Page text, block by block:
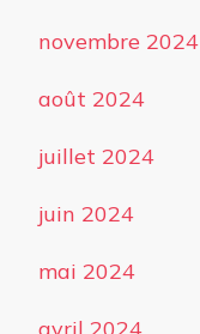
novembre 2024
août 2024
juillet 2024
juin 2024
mai 2024